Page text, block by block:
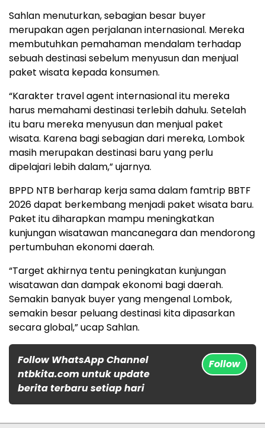
Sahlan menuturkan, sebagian besar buyer
merupakan agen perjalanan internasional. Mereka
membutuhkan pemahaman mendalam terhadap
sebuah destinasi sebelum menyusun dan menjual
paket wisata kepada konsumen.
“Karakter travel agent internasional itu mereka
harus memahami destinasi terlebih dahulu. Setelah
itu baru mereka menyusun dan menjual paket
wisata. Karena bagi sebagian dari mereka, Lombok
masih merupakan destinasi baru yang perlu
dipelajari lebih dalam,” ujarnya.
BPPD NTB berharap kerja sama dalam famtrip BBTF
2026 dapat berkembang menjadi paket wisata baru.
Paket itu diharapkan mampu meningkatkan
kunjungan wisatawan mancanegara dan mendorong
pertumbuhan ekonomi daerah.
“Target akhirnya tentu peningkatan kunjungan
wisatawan dan dampak ekonomi bagi daerah.
Semakin banyak buyer yang mengenal Lombok,
semakin besar peluang destinasi kita dipasarkan
secara global,” ucap Sahlan.
Follow WhatsApp Channel
ntbkita.com untuk update
berita terbaru setiap hari
Follow